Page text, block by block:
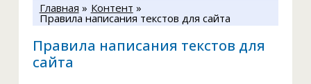
Главная Контент
Правила написания текстов для сайта
Правила написания текстов для
сайта